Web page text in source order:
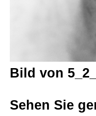
Presse-
Bild von
Sehen Sie